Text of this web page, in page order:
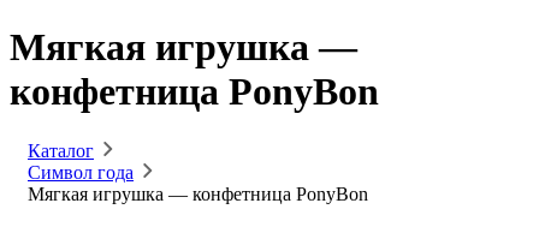
Мягкая игрушка —
конфетница PonyBon
Каталог
Символ года
Мягкая игрушка — конфетница PonyBon